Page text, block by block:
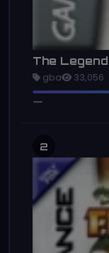
The
gba 33,056
2